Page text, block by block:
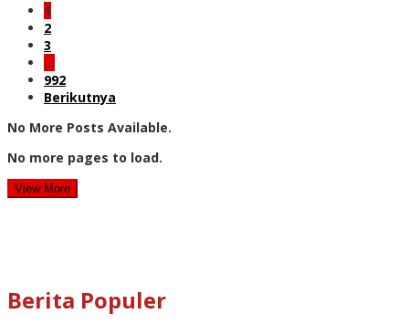
1
2
3
…
992
Berikutnya
No More Posts Available.
No more pages to load.
View More
Berita Populer